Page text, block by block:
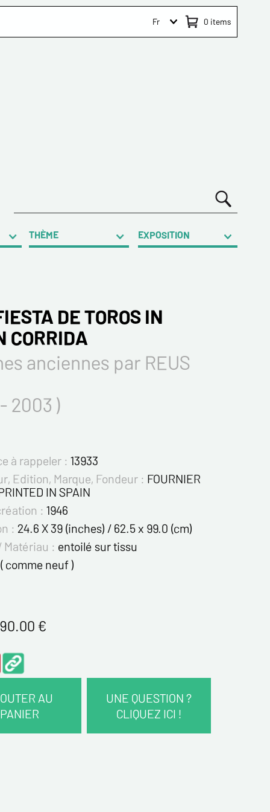
0 items
Fr
THÈME EXPOSITION
DE TOROS IN
CORRIDA
anciennes par REUS
- 2003 )
à rappeler : 13933
Edition, Marque, Fondeur : FOURNIER
IN SPAIN
: 1946
: 24.6 X 39 (inches) / 62.5 x 99.0 (cm)
Matériau : entoilé sur tissu
comme neuf )
€
AU
PANIER
UNE QUESTION ?
CLIQUEZ ICI !